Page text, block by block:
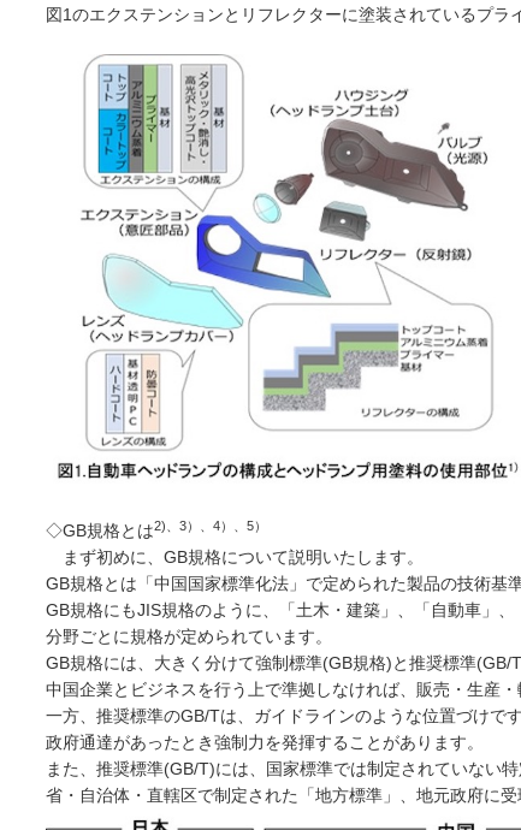
図1のエクステンションとリフレクターに塗装されているプラ
◇GB規格とは2)、3）、4）、5）
まず初めに、GB規格について説明いたします。
GB規格とは「中国国家標準化法」で定められた製品の技術基
GB規格にもJIS規格のように、「土木・建築」、「自動車」
分野ごとに規格が定められています。
GB規格には、大きく分けて強制標準(GB規格)と推奨標準(GB/
中国企業とビジネスを行う上で準拠しなければ、販売・生産・
一方、推奨標準のGB/Tは、ガイドラインのような位置づけで
政府通達があったとき強制力を発揮することがあります。
また、推奨標準(GB/T)には、国家標準では制定されていない
省・自治体・直轄区で制定された「地方標準」、地元政府に